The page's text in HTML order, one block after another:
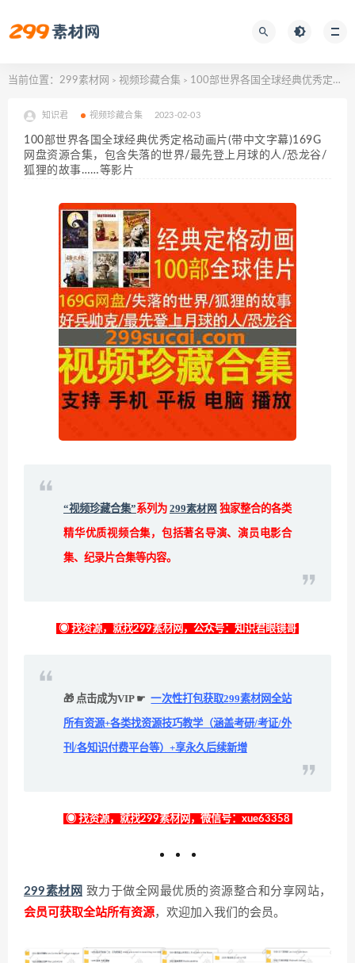
当前位置： 299素材网 > 视频珍藏合集 > 100部世界各国全球经典优秀定格动画片(带中文字幕)169G网盘资源合集，包含失落的世界/最先登上月球的人/恐龙谷/狐狸的故事……等影片
知识君 视频珍藏合集 2023-02-03
100部世界各国全球经典优秀定格动画片(带中文字幕)169G
网盘资源合集，包含失落的世界/最先登上月球的人/恐龙谷/
狐狸的故事……等影片
“视频珍藏合集”系列为 299素材网 独家整合的各类
精华优质视频合集，包括著名导演、演员电影合
集、纪录片合集等内容。
◉ 找资源，就找299素材网，公众号：知识君眼镜哥
🎁 点击成为VIP ☛ 一次性打包获取299素材网全站
所有资源+各类找资源技巧教学（涵盖考研/考证/外
刊/各知识付费平台等）+享永久后续新增
◉ 找资源，就找299素材网，微信号：xue63358
299素材网 致力于做全网最优质的资源整合和分享网站，
会员可获取全站所有资源，欢迎加入我们的会员。